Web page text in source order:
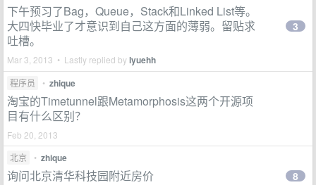
下午预习了Bag，Queue，Stack和Linked List等。
大四快毕业了才意识到自己这方面的薄弱。留贴求
吐槽。
Mar 3, 2013 • Lastly replied bylyuehh
3
程序员 • zhique
淘宝的Timetunnel跟Metamorphosis这两个开源项
目有什么区别？
Feb 20, 2013
北京
• zhique
询问北京清华科技园附近房价 8